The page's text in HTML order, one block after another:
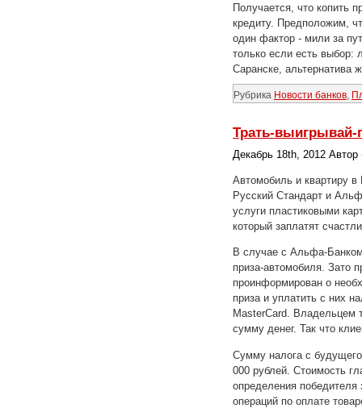
Получается, что копить
кредиту. Предположим,
один фактор - мили за
только если есть выбор:
Саранске, альтернатива
Рубрика Новости банков
Трать-выигрывай-
Декабрь 18th, 2012
Автомобиль и квартиру
Русский Стандарт и
услуги пластиковыми
который заплатят
В случае с Альфа-
приза-автомобиля. Зато
проинформирован о
приза и уплатить с них
MasterCard. Владельцем
сумму денег. Так что
Сумму налога с
000 рублей. Стоимость
определения
операций по оплате